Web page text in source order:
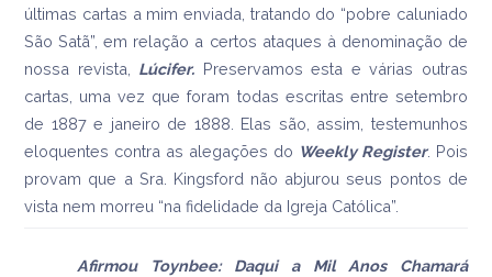
últimas cartas a mim enviada, tratando do “pobre caluniado
São Satã”, em relação a certos ataques à denominação de
nossa revista, Lúcifer. Preservamos esta e várias outras
cartas, uma vez que foram todas escritas entre setembro
de 1887 e janeiro de 1888. Elas são, assim, testemunhos
eloquentes contra as alegações do WeeklyRegister. Pois
provam que a Sra. Kingsford não abjurou seus pontos de
vista nem morreu “na fidelidade da Igreja Católica”.
Afirmou Toynbee: Daqui a Mil Anos Chamará